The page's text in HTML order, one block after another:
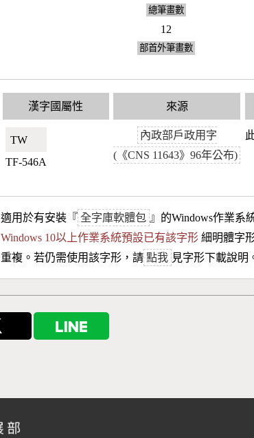
總筆畫數
12
部首外筆畫數
漢字國屬性
TW🇹🇼
TF-546A
來源
內政部戶政用字
(《CNS 11643》96年公布)
適用於有安裝『 全字庫軟體包 』的Windows作業系
Windows 10以上作業系統預設已有該字形 細明體字
重複。若仍需使用該字形，請 點我 見字形下載說明